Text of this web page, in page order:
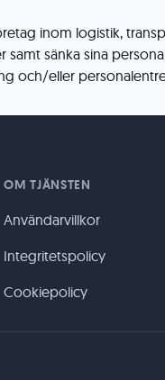
inom logistik,
samt sänka sina
och/eller
OM TJÄNSTEN
Användarvillkor
Integritetspolicy
Cookiepolicy